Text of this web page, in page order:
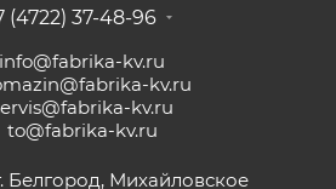
(4722) 37-48-96
info@fabrika-kv.ru
kv.ru
kv.ru
to@fabrika-kv.ru
Белгород, Михайловское